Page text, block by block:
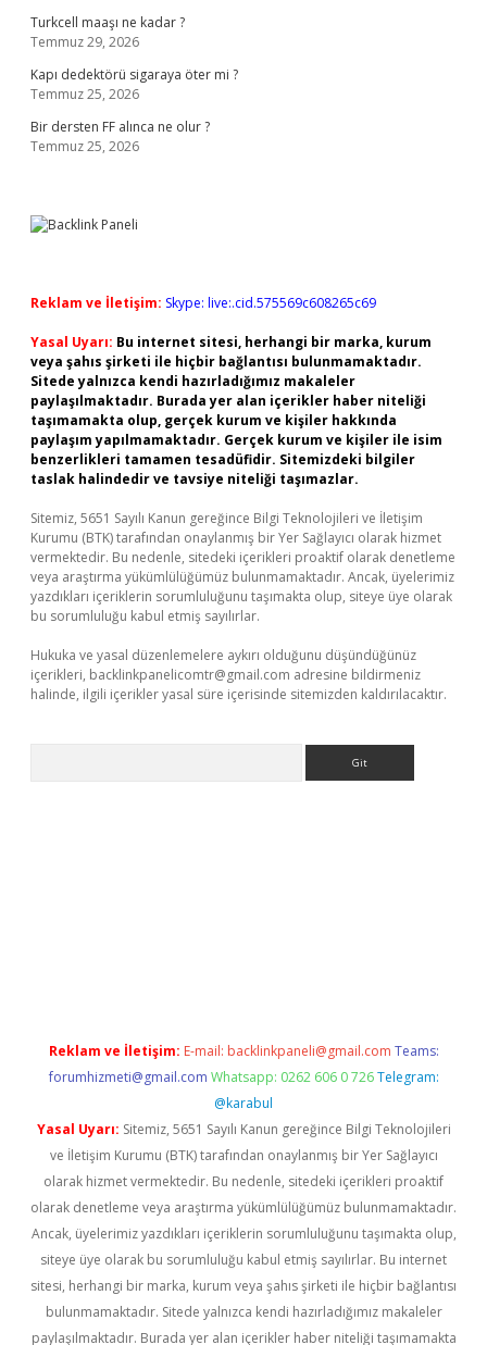
Turkcell maaşı ne kadar ?
Temmuz 29, 2026
Kapı dedektörü sigaraya öter mi ?
Temmuz 25, 2026
Bir dersten FF alınca ne olur ?
Temmuz 25, 2026
Reklam ve İletişim: Skype: live:.cid.575569c608265c69
Yasal Uyarı: Bu internet sitesi, herhangi bir marka, kurum
veya şahıs şirketi ile hiçbir bağlantısı bulunmamaktadır.
Sitede yalnızca kendi hazırladığımız makaleler
paylaşılmaktadır. Burada yer alan içerikler haber niteliği
taşımamakta olup, gerçek kurum ve kişiler hakkında
paylaşım yapılmamaktadır. Gerçek kurum ve kişiler ile isim
benzerlikleri tamamen tesadüfidir. Sitemizdeki bilgiler
taslak halindedir ve tavsiye niteliği taşımazlar.
Sitemiz, 5651 Sayılı Kanun gereğince Bilgi Teknolojileri ve İletişim
Kurumu (BTK) tarafından onaylanmış bir Yer Sağlayıcı olarak hizmet
vermektedir. Bu nedenle, sitedeki içerikleri proaktif olarak denetleme
veya araştırma yükümlülüğümüz bulunmamaktadır. Ancak, üyelerimiz
yazdıkları içeriklerin sorumluluğunu taşımakta olup, siteye üye olarak
bu sorumluluğu kabul etmiş sayılırlar.
Hukuka ve yasal düzenlemelere aykırı olduğunu düşündüğünüz
içerikleri, backlinkpanelicomtr@gmail.com adresine bildirmeniz
halinde, ilgili içerikler yasal süre içerisinde sitemizden kaldırılacaktır.
Reklam ve İletişim: E-mail: backlinkpaneli@gmail.com Teams:
forumhizmeti@gmail.com Whatsapp: 0262 606 0 726 Telegram:
@karabul
Yasal Uyarı: Sitemiz, 5651 Sayılı Kanun gereğince Bilgi Teknolojileri
ve İletişim Kurumu (BTK) tarafından onaylanmış bir Yer Sağlayıcı
olarak hizmet vermektedir. Bu nedenle, sitedeki içerikleri proaktif
olarak denetleme veya araştırma yükümlülüğümüz bulunmamaktadır.
Ancak, üyelerimiz yazdıkları içeriklerin sorumluluğunu taşımakta olup,
siteye üye olarak bu sorumluluğu kabul etmiş sayılırlar. Bu internet
sitesi, herhangi bir marka, kurum veya şahıs şirketi ile hiçbir bağlantısı
bulunmamaktadır. Sitede yalnızca kendi hazırladığımız makaleler
paylaşılmaktadır. Burada yer alan içerikler haber niteliği taşımamakta